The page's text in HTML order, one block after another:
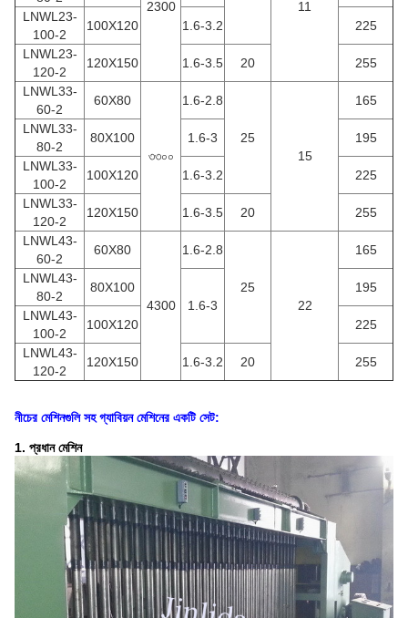
2300
11
LNWL23-
100-2
100X120 1.6-3.2
225
LNWL23-
120-2
120X150 1.6-3.5 20
255
LNWL33-
60-2
60X80
৩৩০০
1.6-2.8
25
15
165
LNWL33-
80-2
80X100 1.6-3
195
LNWL33-
100-2
100X120 1.6-3.2
225
LNWL33-
120-2
120X150 1.6-3.5 20
255
LNWL43-
60-2
60X80
4300
1.6-2.8
25
22
165
LNWL43-
80-2
80X100
1.6-3
195
LNWL43-
100-2
100X120
225
LNWL43-
120-2
120X150 1.6-3.2 20 255
নীচের মেশিনগুলি সহ গ্যাবিয়ন মেশিনের একটি সেট:
1. প্রধান মেশিন